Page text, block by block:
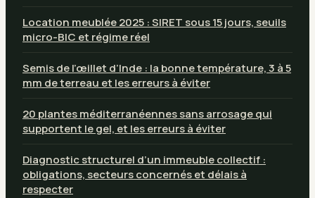
Location meublée 2025 : SIRET sous 15 jours, seuils
micro-BIC et régime réel
Semis de l’œillet d’Inde : la bonne température, 3 à 5
mm de terreau et les erreurs à éviter
20 plantes méditerranéennes sans arrosage qui
supportent le gel, et les erreurs à éviter
Diagnostic structurel d’un immeuble collectif :
obligations, secteurs concernés et délais à
respecter